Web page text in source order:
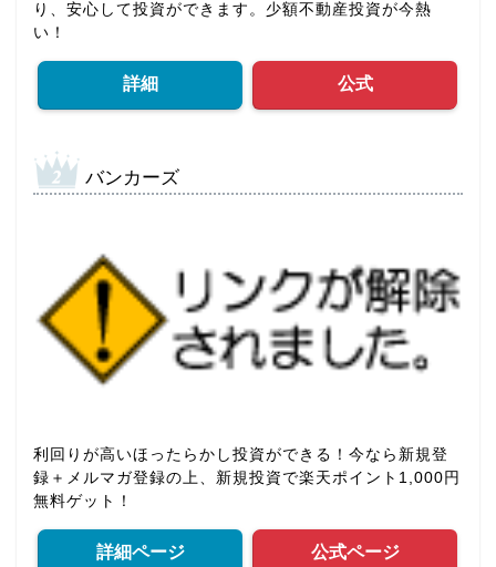
り、安心して投資ができます。少額不動産投資が今熱
い！
詳細 公式
バンカーズ
利回りが高いほったらかし投資ができる！今なら新規登
録＋メルマガ登録の上、新規投資で楽天ポイント1,000円
無料ゲット！
詳細ページ 公式ページ